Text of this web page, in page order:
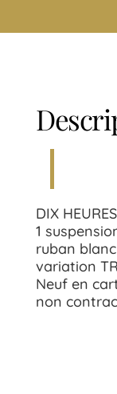
DIX
1
ruban
variation
Neuf en
non